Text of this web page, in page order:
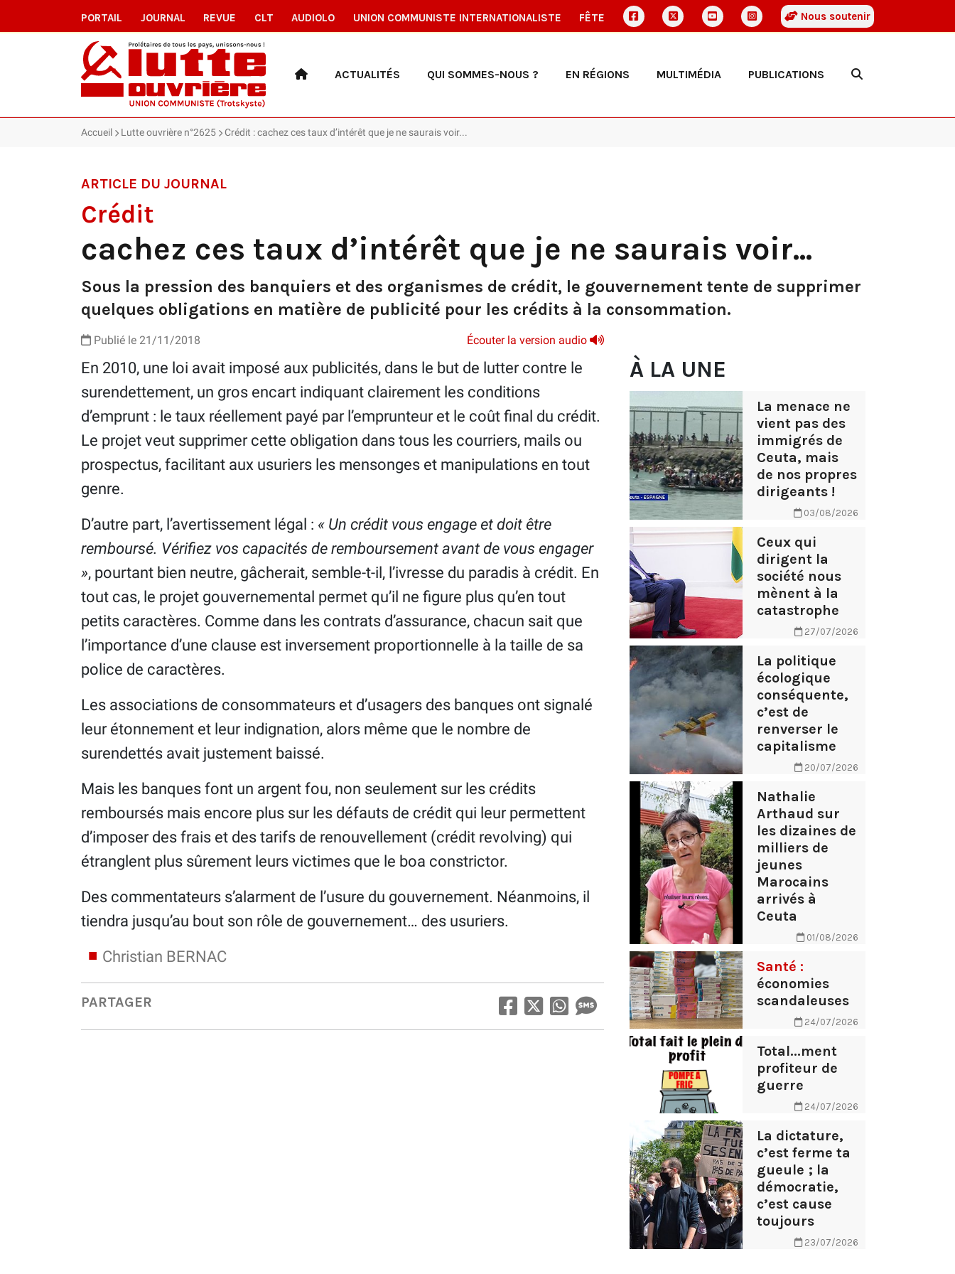
PORTAIL JOURNAL REVUE CLT AUDIOLO UNION COMMUNISTE INTERNATIONALISTE FÊTE Nous soutenir
ACTUALITÉS QUI SOMMES-NOUS ? EN RÉGIONS MULTIMÉDIA PUBLICATIONS
Accueil Lutte ouvrière n°2625 Crédit : cachez ces taux d’intérêt que je ne saurais voir...
ARTICLE DU JOURNAL
Crédit
cachez ces taux d’intérêt que je ne saurais voir...
Sous la pression des banquiers et des organismes de crédit, le gouvernement tente de supprimer
quelques obligations en matière de publicité pour les crédits à la consommation.
Publié le 21/11/2018 Écouter la version audio
En 2010, une loi avait imposé aux publicités, dans le but de lutter contre le
surendettement, un gros encart indiquant clairement les conditions
d’emprunt : le taux réellement payé par l’emprunteur et le coût final du crédit.
Le projet veut supprimer cette obligation dans tous les courriers, mails ou
prospectus, facilitant aux usuriers les mensonges et manipulations en tout
genre.
D’autre part, l’avertissement légal : « Un crédit vous engage et doit être
remboursé. Vérifiez vos capacités de remboursement avant de vous engager
», pourtant bien neutre, gâcherait, semble-t-il, l’ivresse du paradis à crédit. En
tout cas, le projet gouvernemental permet qu’il ne figure plus qu’en tout
petits caractères. Comme dans les contrats d’assurance, chacun sait que
l’importance d’une clause est inversement proportionnelle à la taille de sa
police de caractères.
Les associations de consommateurs et d’usagers des banques ont signalé
leur étonnement et leur indignation, alors même que le nombre de
surendettés avait justement baissé.
Mais les banques font un argent fou, non seulement sur les crédits
remboursés mais encore plus sur les défauts de crédit qui leur permettent
d’imposer des frais et des tarifs de renouvellement (crédit revolving) qui
étranglent plus sûrement leurs victimes que le boa constrictor.
Des commentateurs s’alarment de l’usure du gouvernement. Néanmoins, il
tiendra jusqu’au bout son rôle de gouvernement… des usuriers.
Christian BERNAC
PARTAGER
À LA UNE
La menace ne
vient pas des
immigrés de
Ceuta, mais
de nos propres
dirigeants !
03/08/2026
Ceux qui
dirigent la
société nous
mènent à la
catastrophe
27/07/2026
La politique
écologique
conséquente,
c’est de
renverser le
capitalisme
20/07/2026
Nathalie
Arthaud sur
les dizaines de
milliers de
jeunes
Marocains
arrivés à
Ceuta
01/08/2026
Santé :
économies
scandaleuses
24/07/2026
Total...ment
profiteur de
guerre
24/07/2026
La dictature,
c’est ferme ta
gueule ; la
démocratie,
c’est cause
toujours
23/07/2026